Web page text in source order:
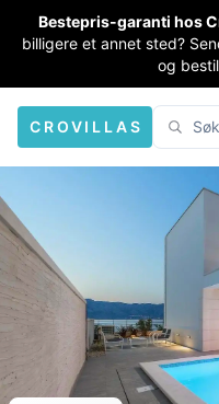
Bestepris-garanti hos
billigere et annet sted?
og
CROVILLAS